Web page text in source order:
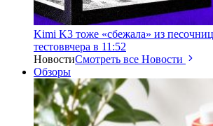
Kimi K3 тоже «сбежала» из
тестоввчера в 11:52
НовостиСмотреть все Новости
Обзоры